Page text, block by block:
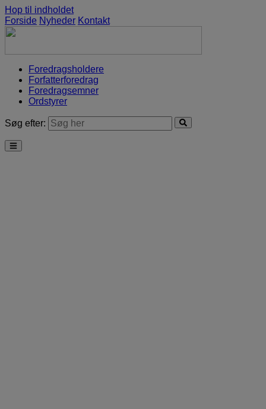
Hop til indholdet
Forside Nyheder Kontakt
Foredragsholdere
Forfatterforedrag
Foredragsemner
Ordstyrer
Søg efter: